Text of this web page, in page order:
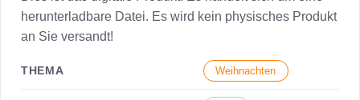
herunterladbare Datei. Es wird kein physisches Produkt
an Sie versandt!
THEMA Weihnachten